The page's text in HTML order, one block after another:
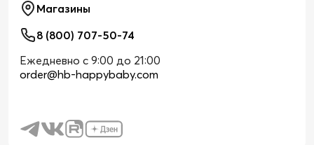
Магазины
8 (800) 707-50-74
Ежедневно с 9:00 до 21:00
order@hb-happybaby.com